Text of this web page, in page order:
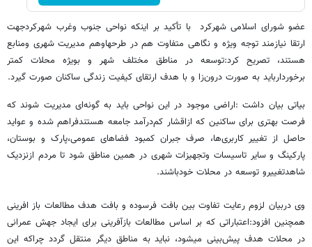
عضو شورای اسلامی شهرکرد با تأکید بر اینکه نواحی جنوب وغرب شهرکردجهت
ارتقا نیازمند توجه ویژه و نگاهی متفاوت هم در طرحهاوهم مدیریت شهری ومنابع
هستند، تصریح کرد:توسعه در مناطق مختلف شهر و بویژه محلات کمتر
برخوردارباید به صورت درون‌زا و با هدف ارتقای کیفیت زندگی ساکنان صورت گیرد.
بیاتی بیان داشت :اراضی موجود در این نواحی باید به گونه‌ای مدیریت شوند که
فرصت بهتری برای ساکنین که ازاقشار کم‌درآمد جامعه هستندفراهم شده و عواید
حاصل از تغییر کاربری‌ها، صرف جبران کمبود فضاهای عمومی،پارک و بوستان،
پارکینگ و سایر تاسیسات وتجهیزات شهری در همین مناطق شود تا مردم ازنزدیک
شاهدتغییرو توسعه در محلات خودباشند.
وی دربیان لزوم رعایت تفاوت بین بافت فرسوده و بافت هدف مطالعات باز افرینی
همچنین افزود:اعتباراتی که بر اساس مطالعات بازآفرینی برای ایجاد جهش عمرانی
در محلات هدف پیش‌بینی میشود، نباید به مناطق دیگر منتقل گردد چراکه این